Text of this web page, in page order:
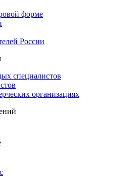
форме
России
специалистов
организациях